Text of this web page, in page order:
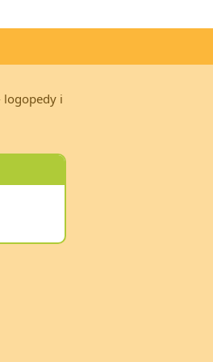
logopedy i